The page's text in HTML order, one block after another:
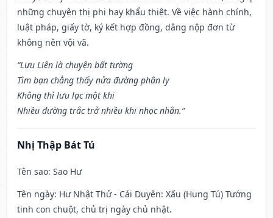
những chuyện thị phi hay khẩu thiệt. Về việc hành chính,
luật pháp, giấy tờ, ký kết hợp đồng, dâng nộp đơn từ
không nên vội vã.
“Lưu Liên là chuyện bất tường
Tìm bạn chẳng thấy nửa đường phân ly
Không thì lưu lạc một khi
Nhiều đường trắc trở nhiều khi nhọc nhằn.”
Nhị Thập Bát Tú
Tên sao: Sao Hư
Tên ngày: Hư Nhật Thử - Cái Duyên: Xấu (Hung Tú) Tướng
tinh con chuột, chủ trị ngày chủ nhật.